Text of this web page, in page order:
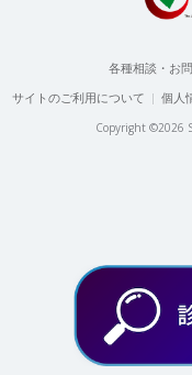
各種相談・お
サイトのご利用について | 個人
Copyright ©2026